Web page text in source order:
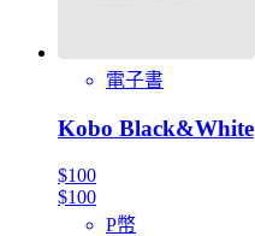
電子書
Kobo Black&White
$100
$100
P幣